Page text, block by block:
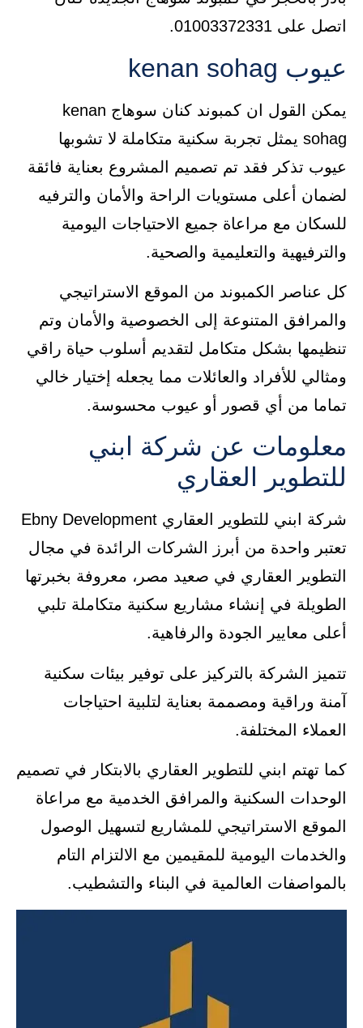
اتصل على 01003372331.
عيوب kenan sohag
يمكن القول ان كمبوند كنان سوهاج kenan
sohag يمثل تجربة سكنية متكاملة لا تشوبها
عيوب تذكر فقد تم تصميم المشروع بعناية فائقة
لضمان أعلى مستويات الراحة والأمان والترفيه
للسكان مع مراعاة جميع الاحتياجات اليومية
والترفيهية والتعليمية والصحية.
كل عناصر الكمبوند من الموقع الاستراتيجي
والمرافق المتنوعة إلى الخصوصية والأمان وتم
تنظيمها بشكل متكامل لتقديم أسلوب حياة راقي
ومثالي للأفراد والعائلات مما يجعله إختيار خالي
تماما من أي قصور أو عيوب محسوسة.
معلومات عن شركة ابني
للتطوير العقاري
شركة ابني للتطوير العقاري Ebny Development
تعتبر واحدة من أبرز الشركات الرائدة في مجال
التطوير العقاري في صعيد مصر، معروفة بخبرتها
الطويلة في إنشاء مشاريع سكنية متكاملة تلبي
أعلى معايير الجودة والرفاهية.
تتميز الشركة بالتركيز على توفير بيئات سكنية
آمنة وراقية ومصممة بعناية لتلبية احتياجات
العملاء المختلفة.
كما تهتم ابني للتطوير العقاري بالابتكار في تصميم
الوحدات السكنية والمرافق الخدمية مع مراعاة
الموقع الاستراتيجي للمشاريع لتسهيل الوصول
والخدمات اليومية للمقيمين مع الالتزام التام
بالمواصفات العالمية في البناء والتشطيب.